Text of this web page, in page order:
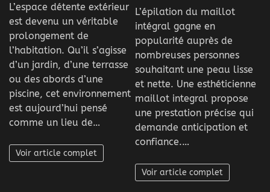
L’espace détente extérieur
est devenu un véritable
prolongement de
l’habitation. Qu’il s’agisse
d’un jardin, d’une terrasse
ou des abords d’une
piscine, cet environnement
est aujourd’hui pensé
comme un lieu de…
Voir article complet
L’épilation du maillot
intégral gagne en
popularité auprès de
nombreuses personnes
souhaitant une peau lisse
et nette. Une esthéticienne
maillot integral propose
une prestation précise qui
demande anticipation et
confiance.…
Voir article complet